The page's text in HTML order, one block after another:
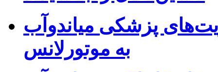
پزشکی میاندوآب
به موتورلانس